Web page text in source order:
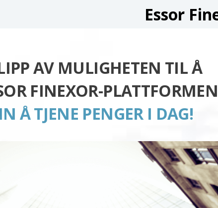
Essor
AV MULIGHETEN TIL Å
FINEXOR-
Å TJENE PENGER I DAG!